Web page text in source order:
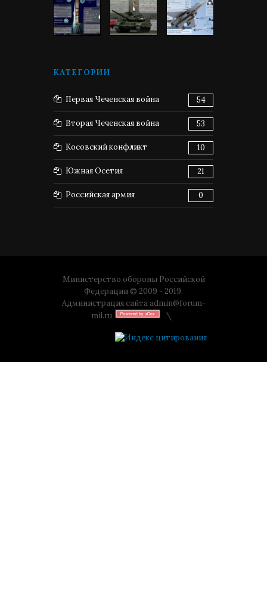
КАТЕГОРИИ
Первая Чеченская война 54
Вторая Чеченская война 53
Косовский конфликт 10
Южная Осетия 21
Российская армия 0
Министерство обороны Российской
Федерации © 2009 - 2019.
Администрация сайта admin@forum-
mil.ru